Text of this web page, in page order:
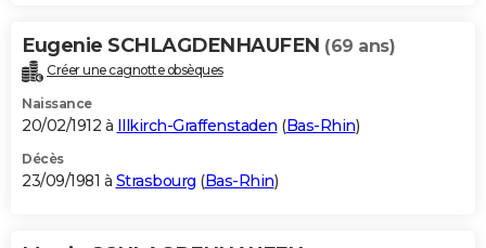
Eugenie SCHLAGDENHAUFEN (69 ans)
Créer une cagnotte obsèques
Naissance
20/02/1912 à Illkirch-Graffenstaden (Bas-Rhin)
Décès
23/09/1981 à Strasbourg (Bas-Rhin)